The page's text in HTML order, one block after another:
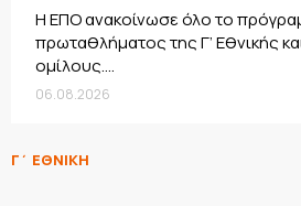
Η ΕΠΟ ανακοίνωσε όλο το
πρωταθλήματος της Γ’ Εθνικής
ομίλους....
06.08.2026
Γ΄ ΕΘΝΙΚΗ